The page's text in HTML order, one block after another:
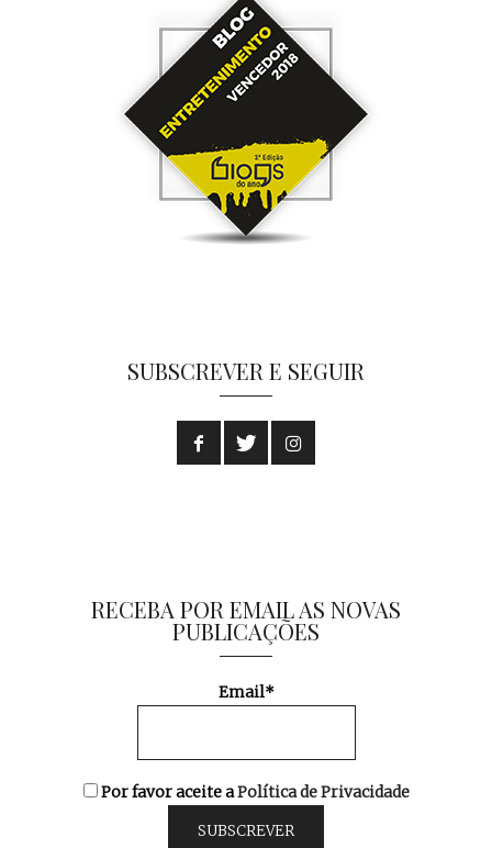
SUBSCREVER E SEGUIR
RECEBA POR EMAIL AS NOVAS
PUBLICAÇÕES
Email*
Por favor aceite aPolítica de Privacidade